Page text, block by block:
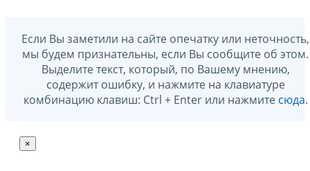
Если Вы заметили на сайте опечатку или неточность,
мы будем признательны, если Вы сообщите об этом.
Выделите текст, который, по Вашему мнению,
содержит ошибку, и нажмите на клавиатуре
комбинацию клавиш: Ctrl + Enter или нажмите сюда.
×